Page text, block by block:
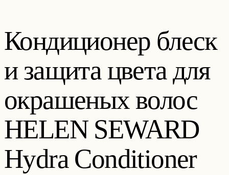
Кондиционер блеск
и защита цвета для
окрашеных волос
HELEN SEWARD
Hydra Conditioner